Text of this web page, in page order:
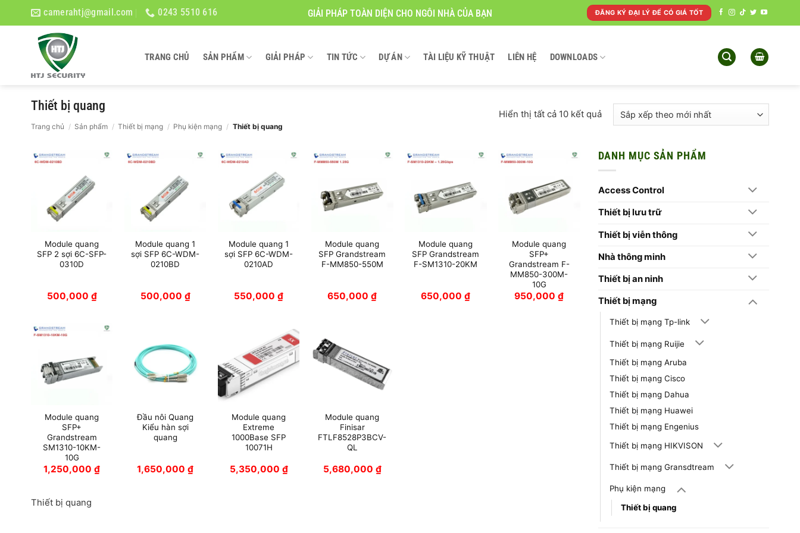
camerahtj@gmail.com 0243 5510 616 GIẢI PHÁP TOÀN DIỆN CHO NGÔI NHÀ CỦA BẠN ĐĂNG KÝ ĐẠI LÝ ĐỂ CÓ GIÁ TỐT
TRANG CHỦ SẢN PHẨM GIẢI PHÁP TIN TỨC DỰ ÁN TÀI LIỆU KỸ THUẬT LIÊN HỆ DOWNLOADS
Thiết bị quang
Trang chủ / Sản phẩm / Thiết bị mạng / Phụ kiện mạng / Thiết bị quang
Hiển thị tất cả 10 kết quảĐã
sắp
theo
mới
Module quang
SFP 2 sợi 6C-SFP-
0310D
500,000 ₫
Module quang 1
sợi SFP 6C-WDM-
0210BD
500,000 ₫
Module quang 1
sợi SFP 6C-WDM-
0210AD
550,000₫
Module quang
SFP Grandstream
F-MM850-550M
650,000₫
Module quang
SFP Grandstream
F-SM1310-20KM
650,000₫
Module quang
SFP+
Grandstream F-
MM850-300M-
10G
950,000₫
Module quang
SFP+
Grandstream
SM1310-10KM-
10G
1,250,000₫
Đầu nôi Quang
Kiểu hàn sợi
quang
1,650,000₫
Module quang
Extreme
1000Base SFP
10071H
5,350,000 ₫
Module quang
Finisar
FTLF8528P3BCV-
QL
5,680,000 ₫
Thiết bị quang
DANH MỤC SẢN PHẨM
Access Control
Thiết bị lưu trữ
Thiết bị viễn thông
Nhà thông minh
Thiết bị an ninh
Thiết bị mạng
Thiết bị mạng Tp-link
Thiết bị mạng Ruijie
Thiết bị mạng Aruba
Thiết bị mạng Cisco
Thiết bị mạng Dahua
Thiết bị mạng Huawei
Thiết bị mạng Engenius
Thiết bị mạng HIKVISON
Thiết bị mạng Gransdtream
Phụ kiện mạng
Thiết bị quang